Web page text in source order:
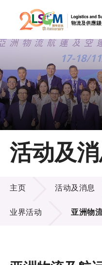
跳到内容（
主页
关于LSCM
技术商品化
项目及资助计划
活动及消息
活动及
活动及消息
主页 活动及消息
业界活动 亚洲物